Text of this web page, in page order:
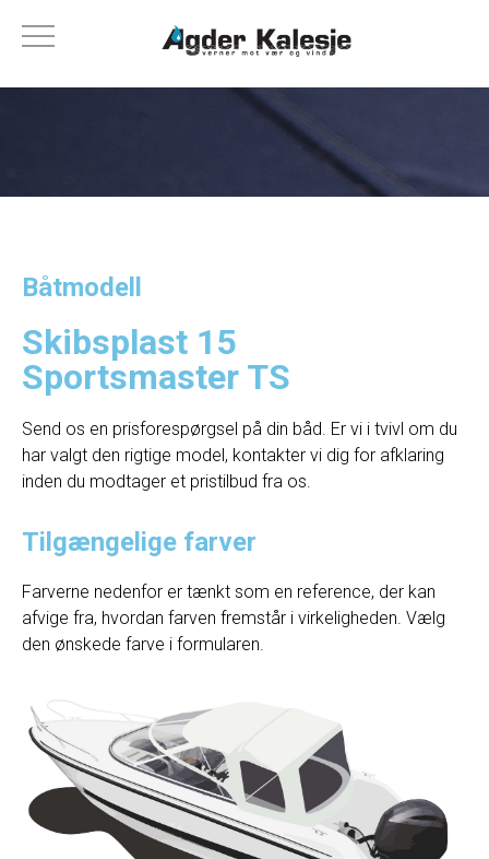
Båtmodell
Skibsplast 15
Sportsmaster TS
Send os en prisforespørgsel på din båd. Er vi i tvivl om du
har valgt den rigtige model, kontakter vi dig for afklaring
inden du modtager et pristilbud fra os.
Tilgængelige farver
Farverne nedenfor er tænkt som en reference, der kan
afvige fra, hvordan farven fremstår i virkeligheden. Vælg
den ønskede farve i formularen.